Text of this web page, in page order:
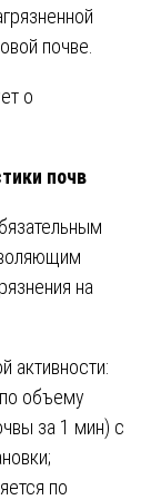
почве.
о
почв
на
активности:
по объему
за 1 мин) с
по